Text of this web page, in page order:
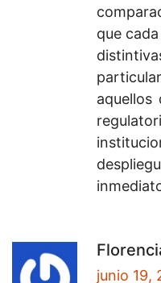
que
aquellos
junio 19,